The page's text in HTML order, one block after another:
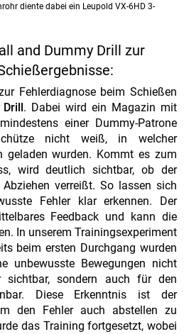
diente dabei ein Leupold VX-6HD 3-
and Dummy Drill zur
Fehlerdiagnose beim Schießen
. Dabei wird ein Magazin mit
einer Dummy-Patrone
nicht weiß, in welcher
geladen wurden. Kommt es zum
wird deutlich sichtbar, ob der
verreißt. So lassen sich
Fehler klar erkennen. Der
Feedback und kann die
In unserem Trainingsexperiment
beim ersten Durchgang wurden
unbewusste Bewegungen nicht
sichtbar, sondern auch für den
Diese Erkenntnis ist der
den Fehler auch abstellen zu
das Training fortgesetzt, wobei